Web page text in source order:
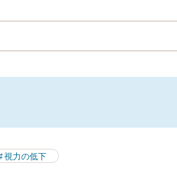
視力の低下